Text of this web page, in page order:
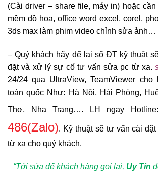
(Cài driver – share file, máy in) hoặc
mềm đồ họa, office word excel, corel,
3ds max làm phim video chỉnh sửa ảnh…
– Quý khách hãy để lại số ĐT kỹ thuật
đặt và xử lý sự cố tư vấn sửa pc từ xa.
24/24 qua UltraView, TeamViewer cho
toàn quốc Như: Hà Nội, Hải Phòng,
Thơ, Nha Trang…. LH ngay
486(Zalo). Kỹ thuật sẽ tư vấn cài
từ xa cho quý khách.
“Tới sửa để khách hàng gọi lại, Uy Tín